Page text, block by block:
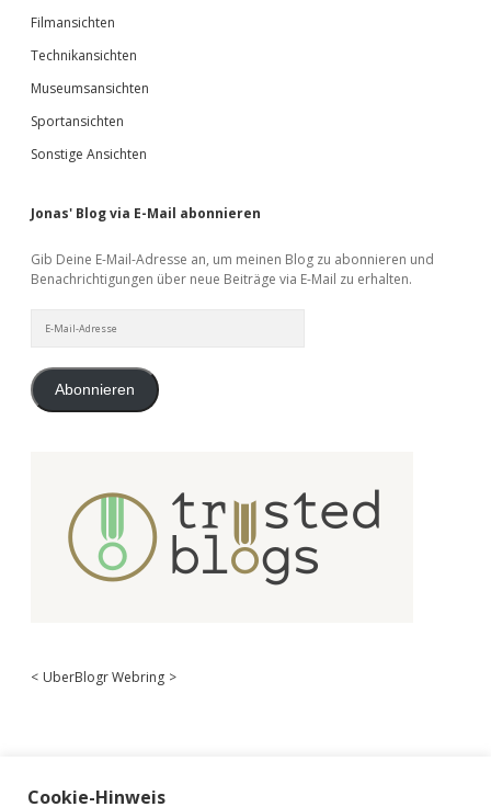
Filmansichten
Technikansichten
Museumsansichten
Sportansichten
Sonstige Ansichten
Jonas' Blog via E-Mail abonnieren
Gib Deine E-Mail-Adresse an, um meinen Blog zu abonnieren und
Benachrichtigungen über neue Beiträge via E-Mail zu erhalten.
Mail-
Abonnieren
< UberBlogr Webring >
Cookie-Hinweis